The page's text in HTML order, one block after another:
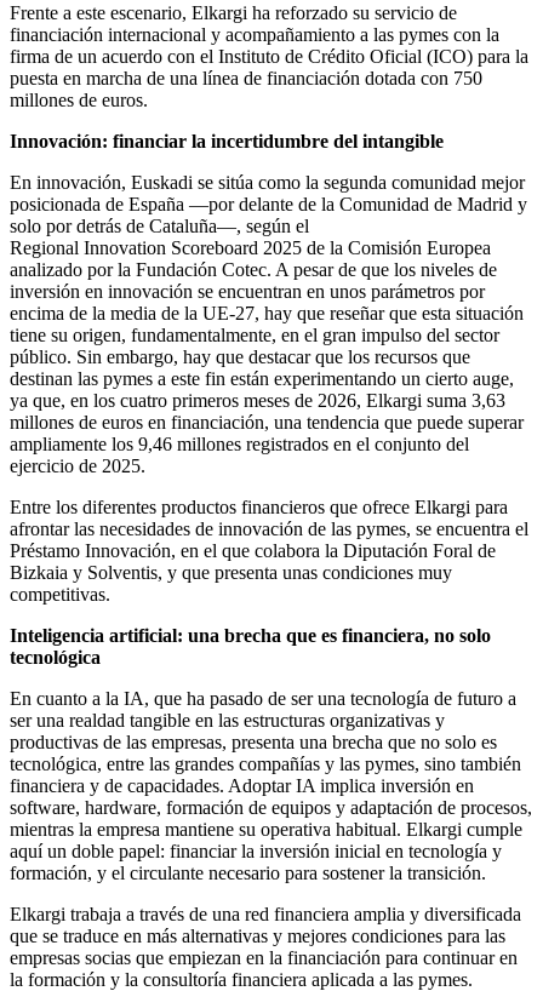
Frente a este escenario, Elkargi ha reforzado su servicio de
financiación internacional y acompañamiento a las pymes con la
firma de un acuerdo con el Instituto de Crédito Oficial (ICO) para la
puesta en marcha de una línea de financiación dotada con 750
millones de euros.
Innovación: financiar la incertidumbre del intangible
En innovación, Euskadi se sitúa como la segunda comunidad mejor
posicionada de España —por delante de la Comunidad de Madrid y
solo por detrás de Cataluña—, según el
Regional Innovation Scoreboard 2025 de la Comisión Europea
analizado por la Fundación Cotec. A pesar de que los niveles de
inversión en innovación se encuentran en unos parámetros por
encima de la media de la UE-27, hay que reseñar que esta situación
tiene su origen, fundamentalmente, en el gran impulso del sector
público. Sin embargo, hay que destacar que los recursos que
destinan las pymes a este fin están experimentando un cierto auge,
ya que, en los cuatro primeros meses de 2026, Elkargi suma 3,63
millones de euros en financiación, una tendencia que puede superar
ampliamente los 9,46 millones registrados en el conjunto del
ejercicio de 2025.
Entre los diferentes productos financieros que ofrece Elkargi para
afrontar las necesidades de innovación de las pymes, se encuentra el
Préstamo Innovación, en el que colabora la Diputación Foral de
Bizkaia y Solventis, y que presenta unas condiciones muy
competitivas.
Inteligencia artificial: una brecha que es financiera, no solo
tecnológica
En cuanto a la IA, que ha pasado de ser una tecnología de futuro a
ser una realdad tangible en las estructuras organizativas y
productivas de las empresas, presenta una brecha que no solo es
tecnológica, entre las grandes compañías y las pymes, sino también
financiera y de capacidades. Adoptar IA implica inversión en
software, hardware, formación de equipos y adaptación de procesos,
mientras la empresa mantiene su operativa habitual. Elkargi cumple
aquí un doble papel: financiar la inversión inicial en tecnología y
formación, y el circulante necesario para sostener la transición.
Elkargi trabaja a través de una red financiera amplia y diversificada
que se traduce en más alternativas y mejores condiciones para las
empresas socias que empiezan en la financiación para continuar en
la formación y la consultoría financiera aplicada a las pymes.